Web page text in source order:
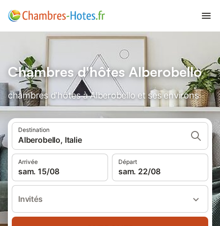
Chambres d'hôtes Alberobello
chambres d'hôtes à Alberobello et ses environs
Destination
Alberobello, Italie
Arrivée
sam. 15/08
Départ
sam. 22/08
Invités